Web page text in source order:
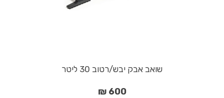
שואב אבק יבש/רטוב 30 ליטר
600 ₪